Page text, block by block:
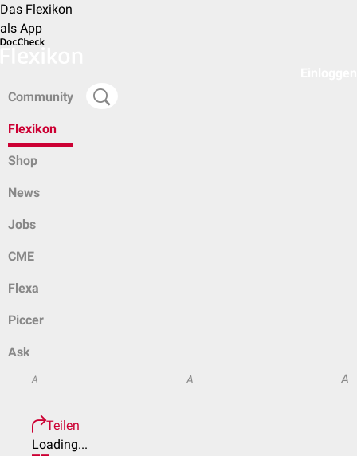
Das Flexikon
als App
Community
Flexikon
Shop
News
Jobs
CME
Flexa
Piccer
Ask
A A A
Teilen
Loading...